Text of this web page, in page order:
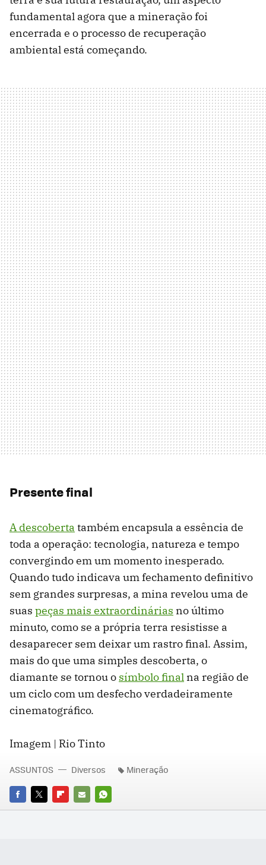
fundamental agora que a mineração foi
encerrada e o processo de recuperação
ambiental está começando.
Presente final
A descoberta também encapsula a essência de
toda a operação: tecnologia, natureza e tempo
convergindo em um momento inesperado.
Quando tudo indicava um fechamento definitivo
sem grandes surpresas, a mina revelou uma de
suas peças mais extraordinárias no último
minuto, como se a própria terra resistisse a
desaparecer sem deixar um rastro final. Assim,
mais do que uma simples descoberta, o
diamante se tornou o símbolo final na região de
um ciclo com um desfecho verdadeiramente
cinematográfico.
Imagem | Rio Tinto
FACEBOOK
TWITTERFLIPBOARD
E-
WHATSAPP
ASSUNTOS Diversos Mineração